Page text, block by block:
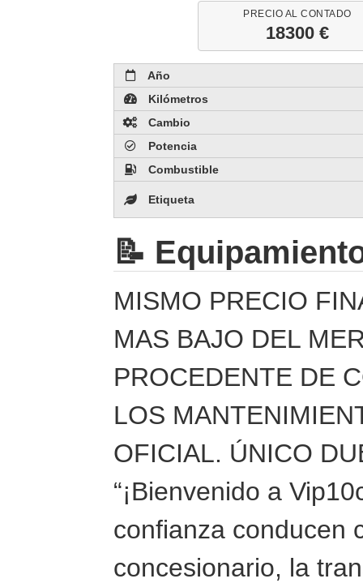
PRECIO AL CONTADO
18300 €
Año
Kilómetros
Cambio
Potencia
Combustible
Etiqueta
📝
MISMO PRECIO
MAS BAJO DEL
PROCEDENTE DE
LOS
OFICIAL. ÚNICO
“¡Bienvenido a
confianza conducen
concesionario, la